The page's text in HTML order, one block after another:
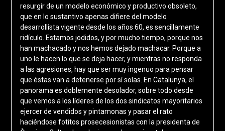
resurgir de un modelo económico y productivo obsoleto,
que en lo sustantivo apenas difiere del modelo
desarrollista vigente desde los años 60, es sencillamente
ridículo. Estamos jodidos, y por mucho tiempo, porque nos
han machacado y nos hemos dejado machacar. Porque a
uno le hacen lo que se deja hacer, y mientras no responda
a las agresiones, hay que ser muy ingenuo para pensar
que éstas van a detenerse por sí solas. En Catalunya, el
panorama es doblemente desolador, sobre todo desde
que vemos a los líderes de los dos sindicatos mayoritarios
ejercer de vendidos y pintamonas y pasar el rato
haciéndose fotitos prosecesionistas con la presidenta de